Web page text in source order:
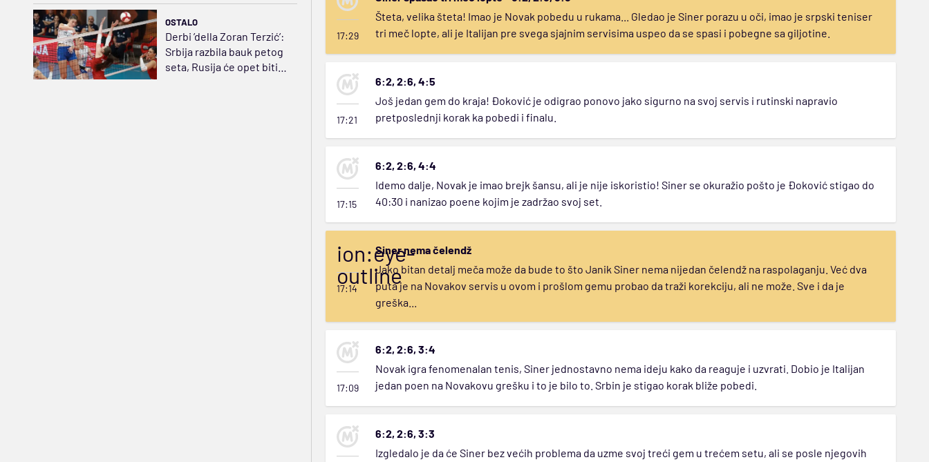
OSTALO
Derbi ’della Zoran Terzić’:
Srbija razbila bauk petog
seta, Rusija će opet biti
17:29
Šteta, velika šteta! Imao je Novak pobedu u rukama... Gledao je Siner porazu u oči, imao je srpski teniser
tri meč lopte, ali je Italijan pre svega sjajnim servisima uspeo da se spasi i pobegne sa giljotine.
17:21
6:2, 2:6, 4:5
Još jedan gem do kraja! Đoković je odigrao ponovo jako sigurno na svoj servis i rutinski napravio
pretposlednji korak ka pobedi i finalu.
17:15
6:2, 2:6, 4:4
Idemo dalje, Novak je imao brejk šansu, ali je nije iskoristio! Siner se okuražio pošto je Đoković stigao do
40:30 i nanizao poene kojim je zadržao svoj set.
ion:eye-
outline
17:14
Siner nema čelendž
Jako bitan detalj meča može da bude to što Janik Siner nema nijedan čelendž na raspolaganju. Već dva
puta je na Novakov servis u ovom i prošlom gemu probao da traži korekciju, ali ne može. Sve i da je
greška...
17:09
6:2, 2:6, 3:4
Novak igra fenomenalan tenis, Siner jednostavno nema ideju kako da reaguje i uzvrati. Dobio je Italijan
jedan poen na Novakovu grešku i to je bilo to. Srbin je stigao korak bliže pobedi.
6:2, 2:6, 3:3
Izgledalo je da će Siner bez većih problema da uzme svoj treći gem u trećem setu, ali se posle njegovih